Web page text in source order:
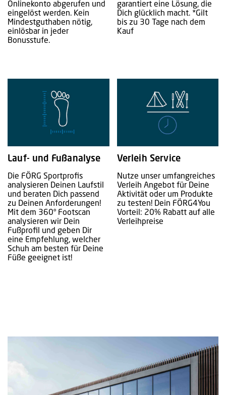
Onlinekonto abgerufen und
eingelöst werden. Kein
Mindestguthaben nötig,
einlösbar in jeder
Bonusstufe.
garantiert eine Lösung, die
Dich glücklich macht. *Gilt
bis zu 30 Tage nach dem
Kauf
Lauf- und Fußanalyse
Die FÖRG Sportprofis
analysieren Deinen Laufstil
und beraten Dich passend
zu Deinen Anforderungen!
Mit dem 360° Footscan
analysieren wir Dein
Fußprofil und geben Dir
eine Empfehlung, welcher
Schuh am besten für Deine
Füße geeignet ist!
Verleih Service
Nutze unser umfangreiches
Verleih Angebot für Deine
Aktivität oder um Produkte
zu testen! Dein FÖRG4You
Vorteil: 20% Rabatt auf alle
Verleihpreise